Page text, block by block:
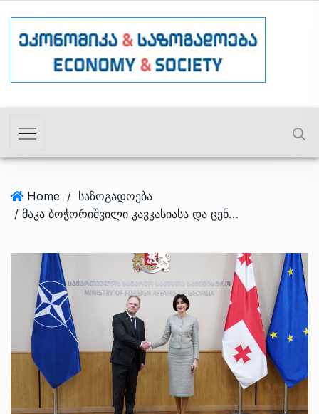
Home / საზოგადოება
/ მაკა ბოჭორიშვილი კავკასიასა და ცენტრალურ აზიაში ნატო-ს გენმდივნის სპეციალურ წარმომადგენელს შეხვდა